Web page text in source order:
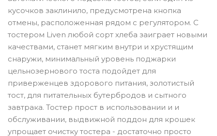
кусочков заклинило, предусмотрена кнопка
отмены, расположенная рядом с регулятором. С
тостером Liven любой сорт хлеба заиграет новыми
качествами, станет мягким внутри и хрустящим
снаружи, минимальный уровень поджарки
цельнозернового тоста подойдет для
приверженцев здорового питания, золотистый
тост, для питательных бутербродов и сытного
завтрака. Тостер прост в использовании и и
обслуживании, выдвижной поддон для крошек
упрощает очистку тостера - достаточно просто